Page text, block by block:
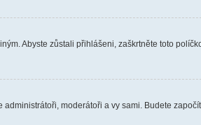
Abyste zůstali přihlášeni, zaškrtněte toto
moderátoři a vy sami. Budete